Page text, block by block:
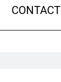
CONTACT